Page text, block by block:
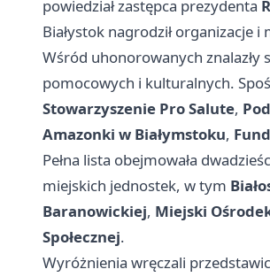
powiedział zastępca prezydenta
Białystok nagrodził organizacje
Wśród uhonorowanych znalazły
pomocowych i kulturalnych.
Stowarzyszenie Pro Salute,
Amazonki w Białymstoku,
Pełna lista obejmowała
miejskich jednostek, w tym
Baranowickiej, Miejski
Społecznej.
Wyróżnienia wręczali